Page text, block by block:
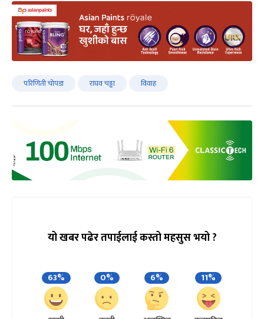
परिणिती चोपडा राघव चड्ढा विवाह
यो खबर पढेर तपाईलाई कस्तो महसुस भयो ?
63% 0% 6% 11%